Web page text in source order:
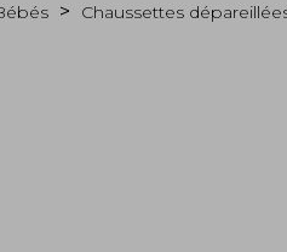
Chaussettes